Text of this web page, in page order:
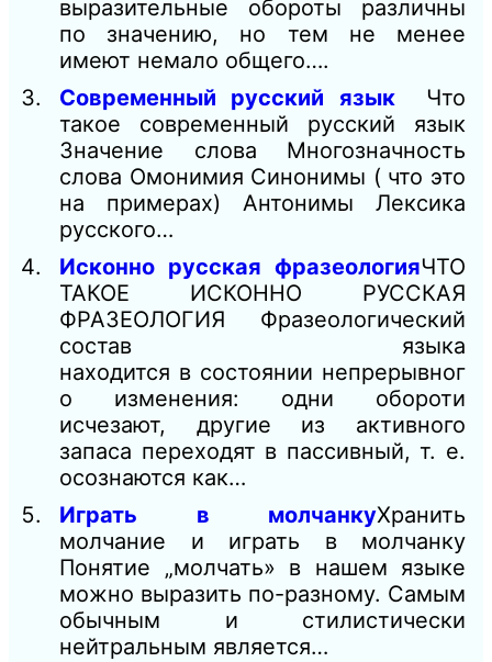
выразительные обороты различны
по значению, но тем не менее
имеют немало общего….
Современный русский языкЧто
такое современный русский язык
Значение слова Многозначность
слова Омонимия Синонимы ( что это
на примерах) Антонимы Лексика
русского…
Исконно русская фразеологияЧТО
ТАКОЕ ИСКОННО РУССКАЯ
ФРАЗЕОЛОГИЯ Фразеологический
состав языка
находится в состоянии непрерывног
о изменения: одни обороти
исчезают, другие из активного
запаса переходят в пассивный, т. е.
осознаются как…
Играть в молчанкуХранить
молчание и играть в молчанку
Понятие „молчать» в нашем языке
можно выразить по-разному. Самым
обычным и стилистически
нейтральным является…